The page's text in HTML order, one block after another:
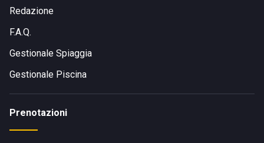
Redazione
F.A.Q.
Gestionale Spiaggia
Gestionale Piscina
Prenotazioni